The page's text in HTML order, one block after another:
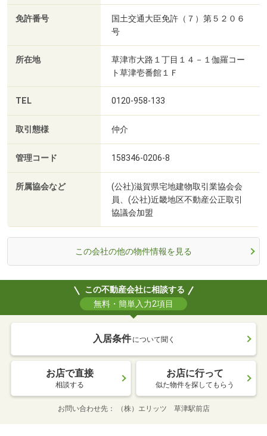
免許番号
国土交通大臣免許（７）第５２０６
号
所在地
草津市大路１丁目１４－１伽羅コー
ト草津壱番館１Ｆ
TEL 0120-958-133
取引態様 仲介
管理コード 158346-0206-8
所属協会など
(公社)滋賀県宅地建物取引業協会会
員、(公社)近畿地区不動産公正取引
協議会加盟
この会社の他の物件情報を見る
この不動産会社に相談する
無料・簡単入力2項目
入居条件 について聞く
お店で直接
相談する
お店に行って
似た物件を探してもらう
お問い合わせ先 （株）エリッツ 草津駅前店